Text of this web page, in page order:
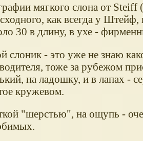
мягкого слона от Steiff
как всегда у
30 в длину, в ухе -
слоник - это уже не знаю
тоже за рубежом
на ладошку, и в лапах -
кружевом.
"шерстью", на ощупь -